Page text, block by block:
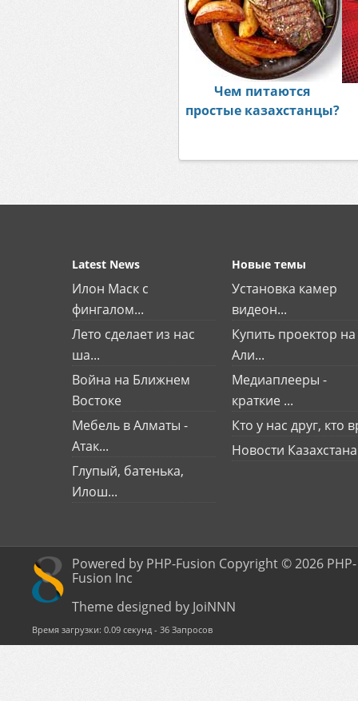
Чем питаются
простые казахстанцы?
Latest News
Илон Маск с
фингалом...
Лето сделает из нас
ша...
Война на Ближнем
Востоке
Мебель в Алматы -
Атак...
Глупый, батенька,
Илош...
Новые темы
Установка камер
видеон...
Купить проектор на
Али...
Медиаплееры -
краткие ...
Кто у нас друг, кто
Новости Казахстана
Powered by PHP-Fusion Copyright © 2026 PHP-
Fusion Inc
Theme designed by JoiNNN
Время загрузки: 0.09 секунд - 36 Запросов